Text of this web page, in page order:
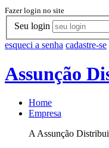
Fazer login no site
Seu login
esqueci a senha cadastre-se
Assunção
Home
Empresa
A Assunção